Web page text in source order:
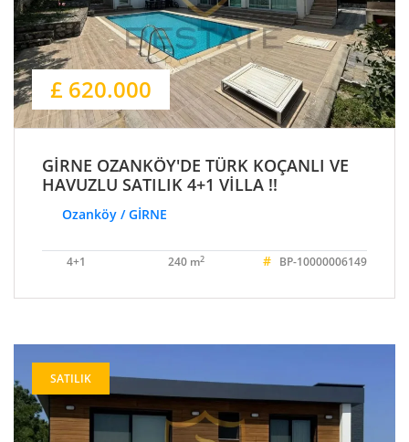
£ 620.000
GİRNE OZANKÖY'DE TÜRK KOÇANLI VE
HAVUZLU SATILIK 4+1 VİLLA !!
Ozanköy / GİRNE
4+1 240 m2 # BP-10000006149
SATILIK